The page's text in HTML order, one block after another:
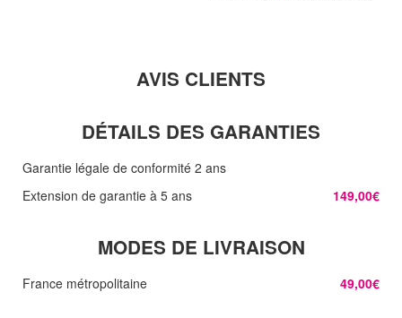
AVIS CLIENTS
DÉTAILS DES GARANTIES
Garantie légale de conformité 2 ans
Extension de garantie à 5 ans
149,00€
MODES DE LIVRAISON
France métropolitaine 49,00€